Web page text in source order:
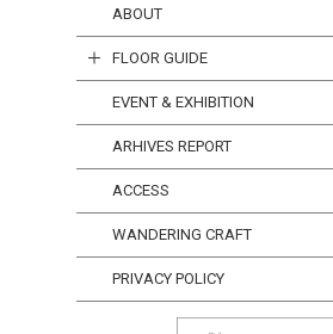
ABOUT
FLOOR GUIDE
EVENT & EXHIBITION
ARHIVES REPORT
ACCESS
WANDERING CRAFT
PRIVACY POLICY